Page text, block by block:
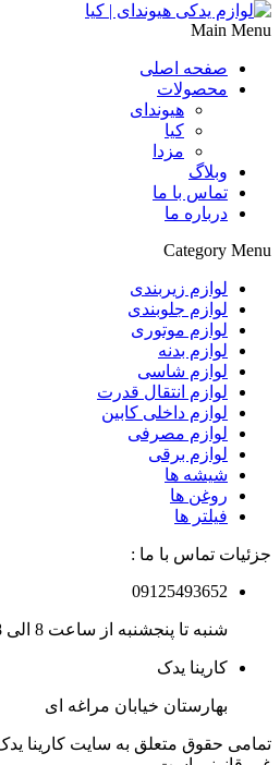
Main Menu
صفحه اصلی
محصولات
هیوندای
کیا
مزدا
وبلاگ
تماس با ما
درباره ما
Category Menu
لوازم زیربندی
لوازم جلوبندی
لوازم موتوری
لوازم بدنه
لوازم شاسی
لوازم انتقال قدرت
لوازم داخلی کابین
لوازم مصرفی
لوازم برقی
شیشه ها
روغن ها
فیلتر ها
جزئیات تماس با ما :
09125493652
شنبه تا پنجشنبه از ساعت 8 الی 18
کارینا یدک
بهارستان خیابان مراغه ای
تمامی حقوق متعلق به سایت کارینا